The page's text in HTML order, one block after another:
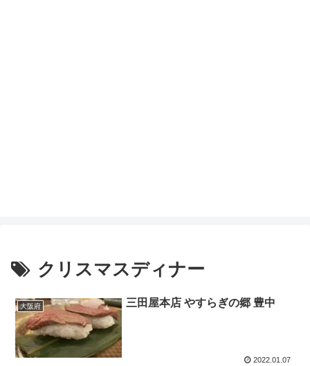
クリスマスディナー
大阪府 三田屋本店 やすらぎの郷 豊中
2022.01.07